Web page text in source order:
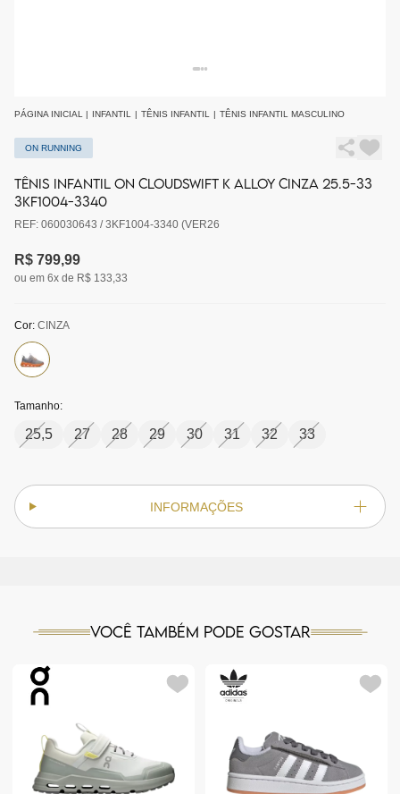
PÁGINA INICIAL | INFANTIL | TÊNIS INFANTIL | TÊNIS INFANTIL MASCULINO
ON RUNNING
TÊNIS INFANTIL ON CLOUDSWIFT K ALLOY CINZA 25.5-33
3KF1004-3340
REF: 060030643 / 3KF1004-3340 (VER26
R$ 799,99
ou em 6x de R$ 133,33
Cor: CINZA
Tamanho:
25,5 27 28 29 30 31 32 33
INFORMAÇÕES
Você também pode gostar